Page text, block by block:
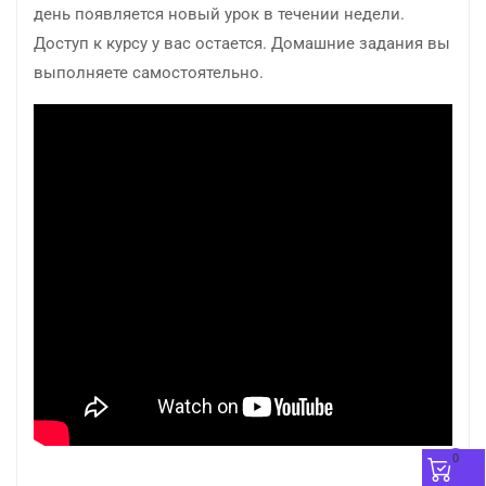
день появляется новый урок в течении недели.
Доступ к курсу у вас остается. Домашние задания вы
выполняете самостоятельно.
0